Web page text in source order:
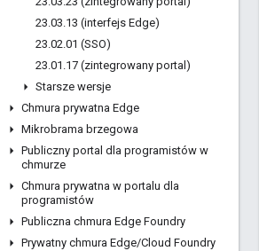
23.03.13 (interfejs Edge)
23.02.01 (SSO)
23.01 .17 (zintegrowany portal)
Starsze wersje
Chmura prywatna Edge
Mikrobrama brzegowa
Publiczny portal dla programistów w
chmurze
Chmura prywatna w portalu dla
programistów
Publiczna chmura Edge Foundry
Prywatny chmura Edge/Cloud Foundry